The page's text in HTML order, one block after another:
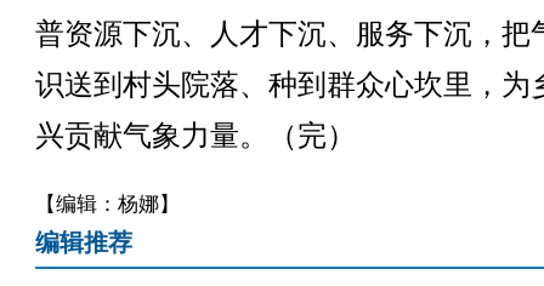
普资源下沉、人才下沉、服务下沉，把
识送到村头院落、种到群众心坎里，为
兴贡献气象力量。（完）
【编辑：杨娜】
编辑推荐